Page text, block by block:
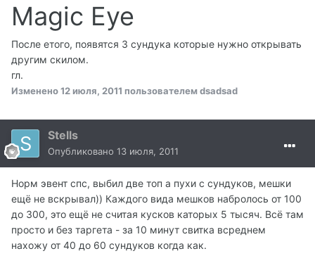
Magic Eye
После етого, появятся 3 сундука которые нужно открывать
другим скилом.
гл.
Изменено12 июля, 2011 пользователем dsadsad
Stells
Опубликовано 13 июля, 2011
Норм эвент спс, выбил две топ а пухи с сундуков, мешки
ещё не вскрывал)) Каждого вида мешков набролось от 100
до 300, это ещё не считая кусков каторых 5 тысяч. Всё там
просто и без таргета - за 10 минут свитка всреднем
нахожу от 40 до 60 сундуков когда как.